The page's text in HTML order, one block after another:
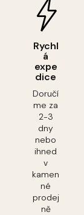
Rychl
á
expe
dice
Doručí
me za
2-3
dny
nebo
ihned
v
kamen
né
prodej
ně